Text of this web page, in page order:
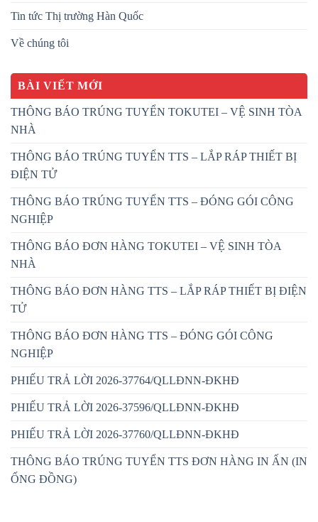
Tin tức Thị trường Hàn Quốc
Về chúng tôi
BÀI VIẾT MỚI
THÔNG BÁO TRÚNG TUYỂN TOKUTEI – VỆ SINH TÒA
NHÀ
THÔNG BÁO TRÚNG TUYỂN TTS – LẮP RÁP THIẾT BỊ
ĐIỆN TỬ
THÔNG BÁO TRÚNG TUYỂN TTS – ĐÓNG GÓI CÔNG
NGHIỆP
THÔNG BÁO ĐƠN HÀNG TOKUTEI – VỆ SINH TÒA
NHÀ
THÔNG BÁO ĐƠN HÀNG TTS – LẮP RÁP THIẾT BỊ ĐIỆN
TỬ
THÔNG BÁO ĐƠN HÀNG TTS – ĐÓNG GÓI CÔNG
NGHIỆP
PHIẾU TRẢ LỜI 2026-37764/QLLĐNN-ĐKHĐ
PHIẾU TRẢ LỜI 2026-37596/QLLĐNN-ĐKHĐ
PHIẾU TRẢ LỜI 2026-37760/QLLĐNN-ĐKHĐ
THÔNG BÁO TRÚNG TUYỂN TTS ĐƠN HÀNG IN ẤN (IN
ỐNG ĐỒNG)